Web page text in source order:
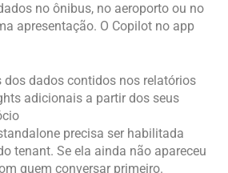
no ônibus, no aeroporto ou no
apresentação. O Copilot no app
dos dados contidos nos relatórios
adicionais a partir dos seus
precisa ser habilitada
tenant. Se ela ainda não apareceu
quem conversar primeiro.